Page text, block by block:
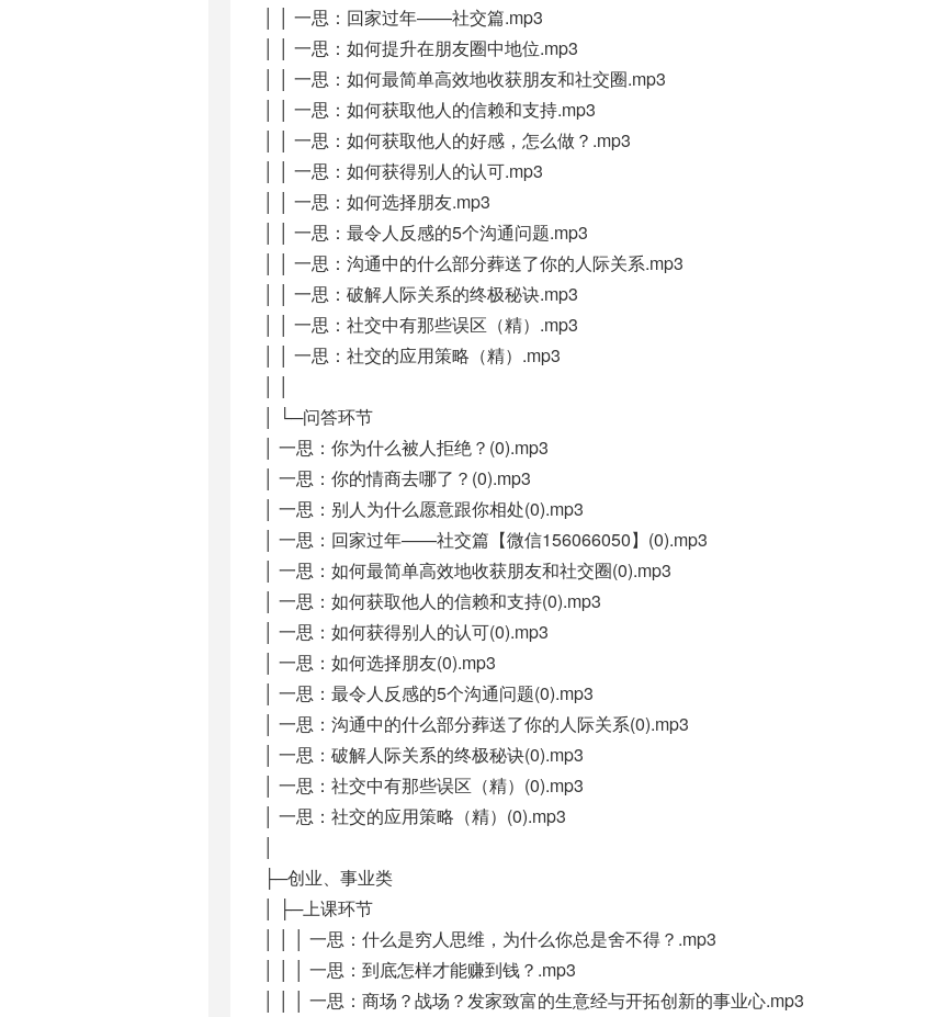
│ │ 一思：回家过年——社交篇.mp3
│ │ 一思：如何提升在朋友圈中地位.mp3
│ │ 一思：如何最简单高效地收获朋友和社交圈.mp3
│ │ 一思：如何获取他人的信赖和支持.mp3
│ │ 一思：如何获取他人的好感，怎么做？.mp3
│ │ 一思：如何获得别人的认可.mp3
│ │ 一思：如何选择朋友.mp3
│ │ 一思：最令人反感的5个沟通问题.mp3
│ │ 一思：沟通中的什么部分葬送了你的人际关系.mp3
│ │ 一思：破解人际关系的终极秘诀.mp3
│ │ 一思：社交中有那些误区（精）.mp3
│ │ 一思：社交的应用策略（精）.mp3
│ └─问答环节
│ 一思：你为什么被人拒绝？(0).mp3
│ 一思：你的情商去哪了？(0).mp3
│ 一思：别人为什么愿意跟你相处(0).mp3
│ 一思：回家过年——社交篇【微信156066050】(0).mp3
│ 一思：如何最简单高效地收获朋友和社交圈(0).mp3
│ 一思：如何获取他人的信赖和支持(0).mp3
│ 一思：如何获得别人的认可(0).mp3
│ 一思：如何选择朋友(0).mp3
│ 一思：最令人反感的5个沟通问题(0).mp3
│ 一思：沟通中的什么部分葬送了你的人际关系(0).mp3
│ 一思：破解人际关系的终极秘诀(0).mp3
│ 一思：社交中有那些误区（精）(0).mp3
│ 一思：社交的应用策略（精）(0).mp3
├─创业、事业类
│ ├─上课环节
│ │ │ 一思：什么是穷人思维，为什么你总是舍不得？.mp3
│ │ │ 一思：到底怎样才能赚到钱？.mp3
│ │ │ 一思：商场？战场？发家致富的生意经与开拓创新的事业心.mp3